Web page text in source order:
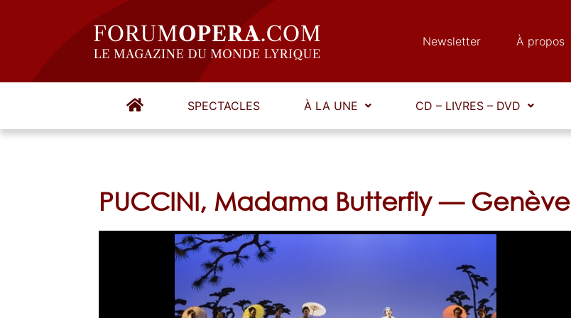
Newsletter À propos
SPECTACLES À LA UNE CD – LIVRES – DVD
PUCCINI, Madama Butterfly — Genève